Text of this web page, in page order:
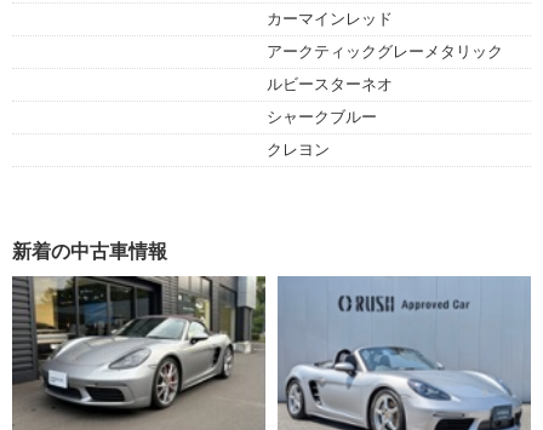
カーマインレッド
アークティックグレーメタリック
ルビースターネオ
シャークブルー
クレヨン
新着の中古車情報